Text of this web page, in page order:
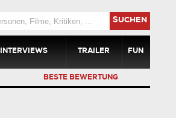
SUCHEN
INTERVIEWS TRAILER FUN
BESTE BEWERTUNG